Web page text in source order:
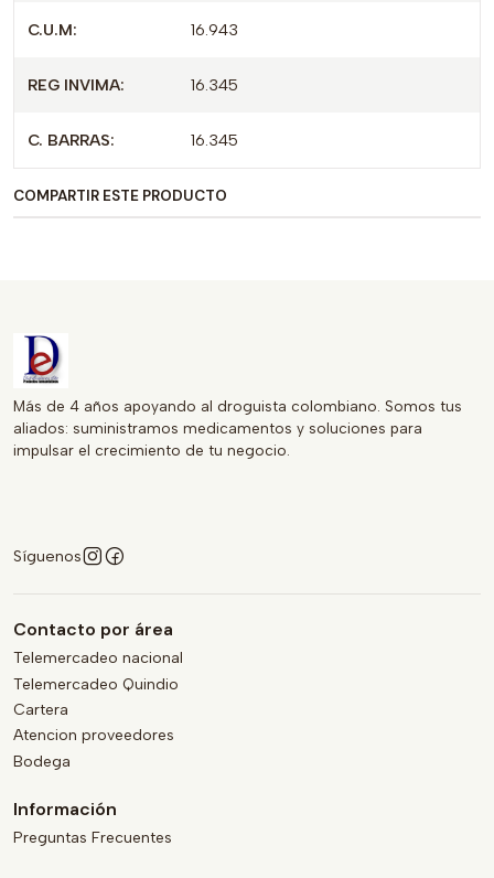
C.U.M: 16.943
REG INVIMA: 16.345
C. BARRAS: 16.345
COMPARTIR ESTE PRODUCTO
Más de 4 años apoyando al droguista colombiano. Somos tus
aliados: suministramos medicamentos y soluciones para
impulsar el crecimiento de tu negocio.
Síguenos
Contacto por área
Telemercadeo nacional
Telemercadeo Quindio
Cartera
Atencion proveedores
Bodega
Información
Preguntas Frecuentes